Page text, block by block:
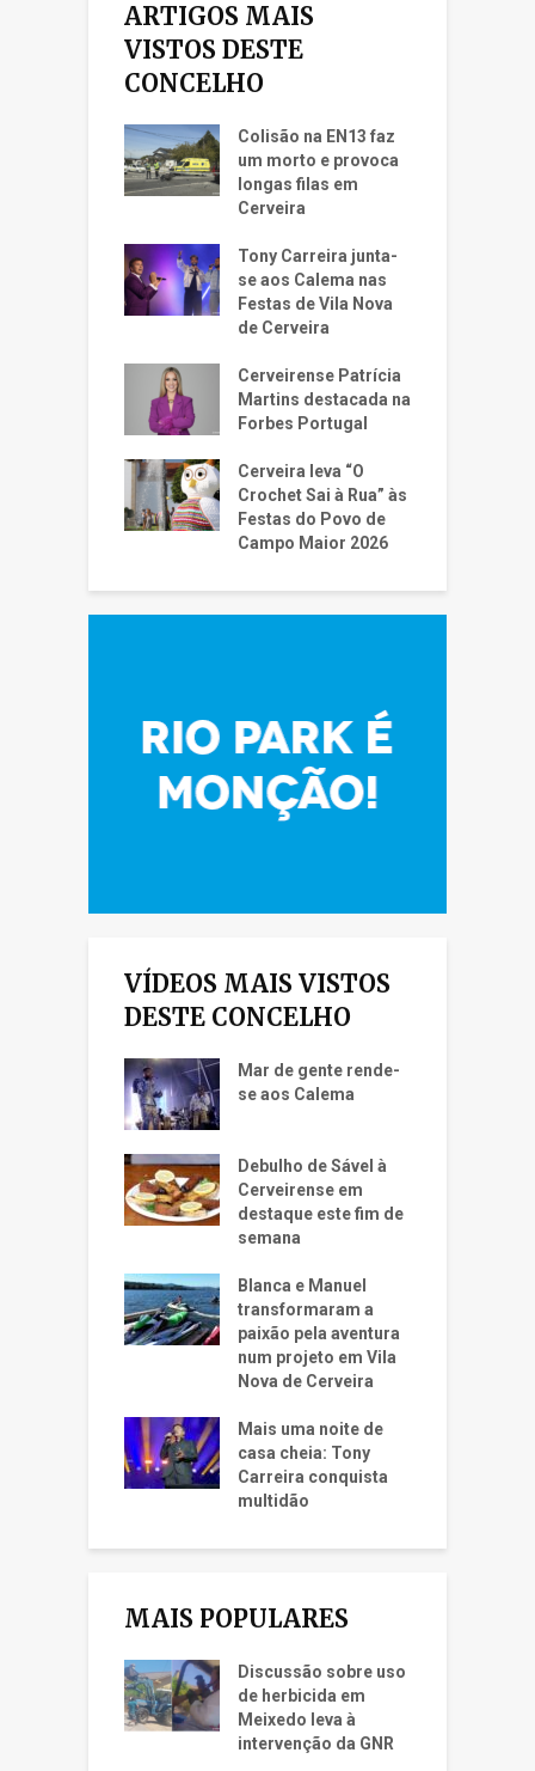
ARTIGOS MAIS
VISTOS DESTE
CONCELHO
Colisão na EN13 faz
um morto e provoca
longas filas em
Cerveira
Tony Carreira junta-
se aos Calema nas
Festas de Vila Nova
de Cerveira
Cerveirense Patrícia
Martins destacada na
Forbes Portugal
Cerveira leva “O
Crochet Sai à Rua” às
Festas do Povo de
Campo Maior 2026
VÍDEOS MAIS VISTOS
DESTE CONCELHO
Mar de gente rende-
se aos Calema
Debulho de Sável à
Cerveirense em
destaque este fim de
semana
Blanca e Manuel
transformaram a
paixão pela aventura
num projeto em Vila
Nova de Cerveira
Mais uma noite de
casa cheia: Tony
Carreira conquista
multidão
MAIS POPULARES
Discussão sobre uso
de herbicida em
Meixedo leva à
intervenção da GNR